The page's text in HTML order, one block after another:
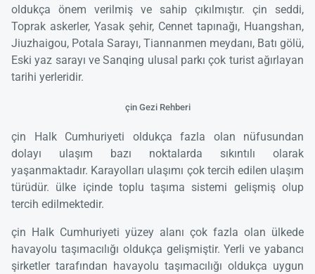
oldukça önem verilmiş ve sahip çıkılmıştır. çin seddi,
Toprak askerler, Yasak şehir, Cennet tapınağı, Huangshan,
Jiuzhaigou, Potala Sarayı, Tiannanmen meydanı, Batı gölü,
Eski yaz sarayı ve Sanqing ulusal parkı çok turist ağırlayan
tarihi yerleridir.
çin Gezi Rehberi
çin Halk Cumhuriyeti oldukça fazla olan nüfusundan
dolayı ulaşım bazı noktalarda sıkıntılı olarak
yaşanmaktadır. Karayolları ulaşımı çok tercih edilen ulaşım
türüdür. ülke içinde toplu taşıma sistemi gelişmiş olup
tercih edilmektedir.
çin Halk Cumhuriyeti yüzey alanı çok fazla olan ülkede
havayolu taşımacılığı oldukça gelişmiştir. Yerli ve yabancı
şirketler tarafından havayolu taşımacılığı oldukça uygun